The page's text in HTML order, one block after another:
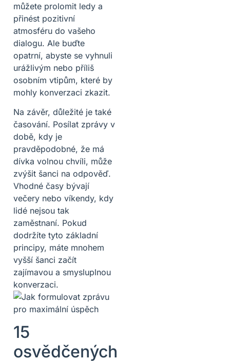
můžete prolomit ledy a
přinést pozitivní
atmosféru do vašeho
dialogu. Ale buďte
opatrní, abyste se vyhnuli
urážlivým nebo příliš
osobním vtipům, které by
mohly konverzaci zkazit.
Na závěr, důležité je také
časování. Posílat zprávy v
době, kdy je
pravděpodobné, že má
dívka volnou chvíli, může
zvýšit šanci na odpověď.
Vhodné časy bývají
večery nebo víkendy, kdy
lidé nejsou tak
zaměstnaní. Pokud
dodržíte tyto základní
principy, máte mnohem
vyšší šanci začít
zajímavou a smysluplnou
konverzaci.
15
osvědčených